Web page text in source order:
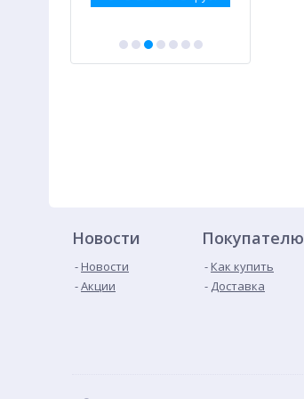
Новости
Новости
Акции
Покупателю
Как купить
Доставка